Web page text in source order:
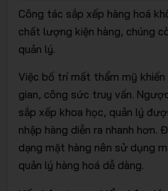
Công tác sắp xếp hàng hoá
chất lượng kiện hàng, chúng
quản lý.
Việc bố trí mất thẩm mỹ
gian, công sức truy vấn.
sắp xếp khoa học, quản lý
nhập hàng diễn ra nhanh
dạng mặt hàng nên sử dụng
quản lý hàng hoá dễ dàng.